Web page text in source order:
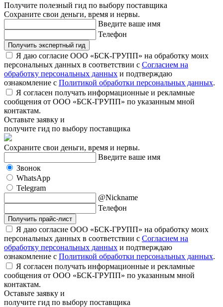
Получите полезный гид по выбору поставщика
Сохраните свои деньги, время и нервы.
Введите ваше имя
Телефон
Получить экспертный гид
Я даю согласие ООО «БСК-ГРУПП» на обработку моих
персональных данных в соответствии с Согласием на
обработку персональных данных и подтверждаю
ознакомление с Политикой обработки персональных данных.
Я согласен получать информационные и рекламные
сообщения от ООО «БСК-ГРУПП» по указанным мной
контактам.
Оставьте заявку и
получите гид по выбору поставщика
Сохраните свои деньги, время и нервы.
Введите ваше имя
Звонок
WhatsApp
Telegram
@Nickname
Телефон
Получить прайс-лист
Я даю согласие ООО «БСК-ГРУПП» на обработку моих
персональных данных в соответствии с Согласием на
обработку персональных данных и подтверждаю
ознакомление с Политикой обработки персональных данных.
Я согласен получать информационные и рекламные
сообщения от ООО «БСК-ГРУПП» по указанным мной
контактам.
Оставьте заявку и
получите гид по выбору поставщика